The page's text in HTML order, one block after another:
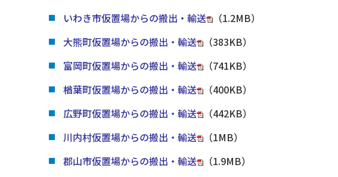
いわき市仮置場からの搬出・輸送
（1.2MB）
大熊町仮置場からの搬出・輸送
（383KB）
富岡町仮置場からの搬出・輸送
（741KB）
楢葉町仮置場からの搬出・輸送
（400KB）
広野町仮置場からの搬出・輸送
（442KB）
川内村仮置場からの搬出・輸送
（1MB）
郡山市仮置場からの搬出・輸送
（1.9MB）